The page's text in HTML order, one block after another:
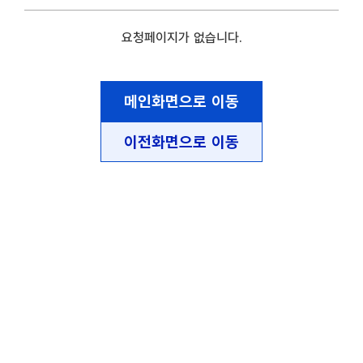
요청페이지가 없습니다.
메인화면으로 이동
이전화면으로 이동